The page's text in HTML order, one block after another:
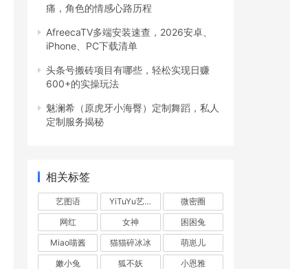
痛，角色的情感心路历程
AfreecaTV多端安装速查，2026安卓、
iPhone、PC下载清单
头条号搬砖项目有哪些，轻松实现日赚
600+的实操玩法
魅澜希（原虎牙小海臀）定制舞蹈，私人
定制服务揭秘
相关标签
艺图语 YiTuYu艺图语
微密圈
网红
女神
困困兔
Miao喵酱
猫猫碎冰冰
萌崽儿
嫩小兔
狐不妖
小恩雅